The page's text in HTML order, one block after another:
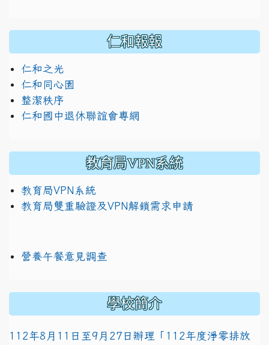
仁和報報
仁和之光
仁和同心園
整潔秩序
仁和國中退休聯誼會專網
教育局VPN系統
教育局VPN系統
教育局雙重驗證及VPN解鎖需求申請
營養午餐意見調查
學校簡介
112年8月11日至9月27日辦理「112年度淨零排放